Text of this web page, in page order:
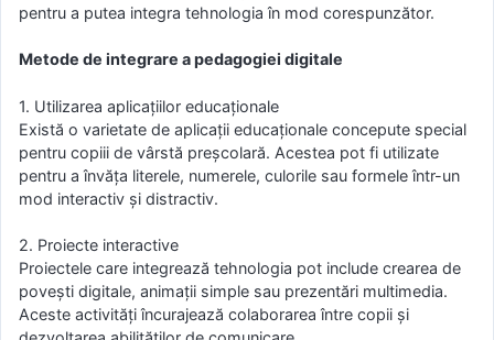
pentru a putea integra tehnologia în mod corespunzător.
Metode de integrare a pedagogiei digitale
1. Utilizarea aplicațiilor educaționale
Există o varietate de aplicații educaționale concepute special
pentru copiii de vârstă preșcolară. Acestea pot fi utilizate
pentru a învăța literele, numerele, culorile sau formele într-un
mod interactiv și distractiv.
2. Proiecte interactive
Proiectele care integrează tehnologia pot include crearea de
povești digitale, animații simple sau prezentări multimedia.
Aceste activități încurajează colaborarea între copii și